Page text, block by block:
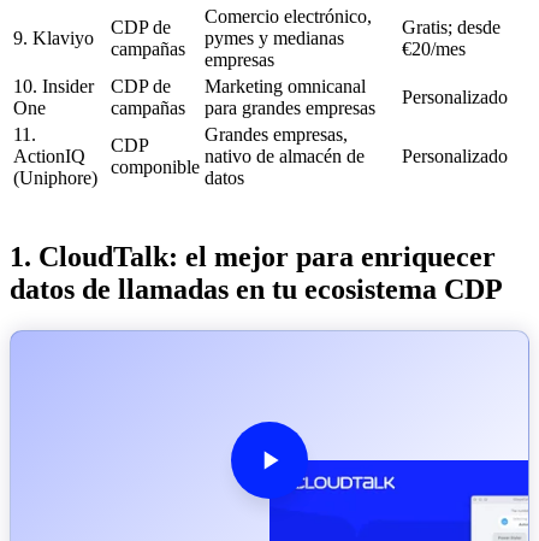
9. Klaviyo
CDP de
campañas
Comercio electrónico,
pymes y medianas
empresas
Gratis; desde
€20/mes
10. Insider
One
CDP de
campañas
Marketing omnicanal
para grandes empresas
Personalizado
11.
ActionIQ
(Uniphore)
CDP
componible
Grandes empresas,
nativo de almacén de
datos
Personalizado
1. CloudTalk: el mejor para enriquecer
datos de llamadas en tu ecosistema CDP